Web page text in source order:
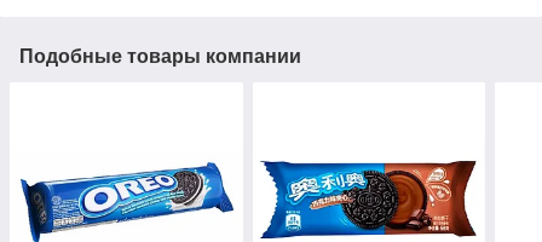
Подобные товары компании